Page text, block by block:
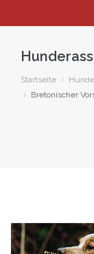
Startseite
Bretonischer